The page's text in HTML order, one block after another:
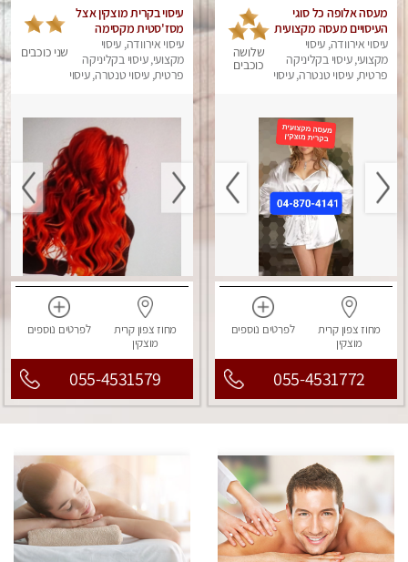
מעסה אלופה כל סוגי
העיסויים מעסה מקצועית
ואיכותית פרטי!!
עיסוי אירוודה, עיסוי
מקצועי, עיסוי בקליניקה
פרטית, עיסוי טנטרה, עיסוי
שלושה
כוכבים
מחוז צפוןקרית
מוצקין
לפרטים נוספים
055-4531772
עיסוי בקרית מוצקין אצל
מסז'סטית מקסימה
בקרית מוצקין.
עיסוי אירוודה, עיסוי
מקצועי, עיסוי בקליניקה
פרטית, עיסוי טנטרה, עיסוי
שני כוכבים
מחוז צפוןקרית
מוצקין
לפרטים נוספים
055-4531579